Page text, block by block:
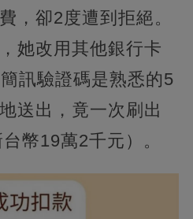
，卻2度遭到拒絕。
她改用其他銀行卡
訊驗證碼是熟悉的5
送出，竟一次刷出
幣19萬2千元）。